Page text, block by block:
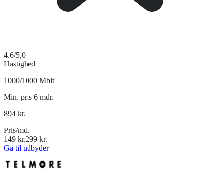
4.6/5,0
Hastighed
1000/1000 Mbit
Min. pris 6 mdr.
894 kr.
Pris/md.
149 kr.299 kr.
Gå til udbyder